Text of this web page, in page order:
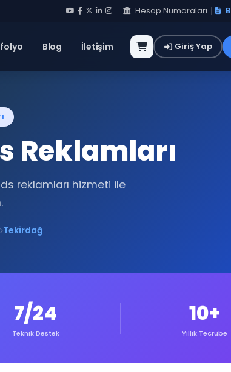
Hesap Numaraları
Blog İletişim Giriş Yap
Reklamları
reklamları hizmeti ile
Tekirdağ
7/24
Teknik Destek
10+
Yıllık Tecrübe